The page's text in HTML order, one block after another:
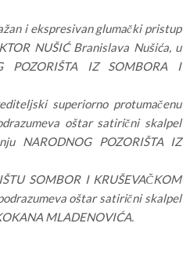
i ekspresivan glumački pristup
NUŠIĆ Branislava Nušića, u
POZORIŠTA IZ SOMBORA I
superiorno protumačenu
oštar satirični skalpel
NARODNOG POZORIŠTA IZ
SOMBOR I KRUŠEVAČKOM
oštar satirični skalpel
MLADENOVIĆA.